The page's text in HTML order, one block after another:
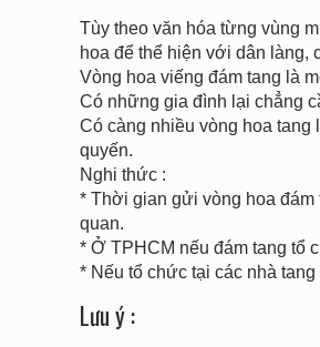
Tùy theo văn hóa từng vùng
hoa để thể hiện với dân làng,
Vòng hoa viếng đám tang là
Có những gia đình lại chẳng
Có càng nhiều vòng hoa
quyến.
Nghi thức :
* Thời gian gửi vòng hoa đám
quan.
* Ở TPHCM nếu đám tang tổ
* Nếu tổ chức tại các nhà
Lưu ý :